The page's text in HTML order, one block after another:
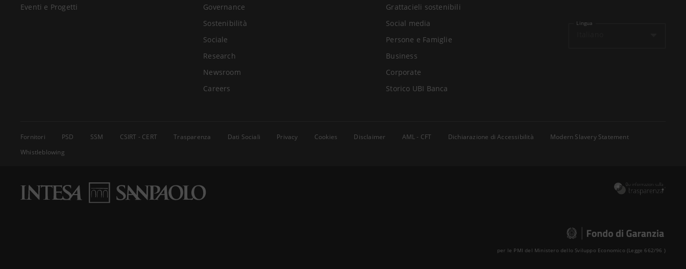
Eventi e Progetti
Governance
Sostenibilità
Sociale
Research
Newsroom
Careers
Grattacieli sostenibili
Social media
Persone e Famiglie
Business
Corporate
Storico UBI Banca
Lingua
Fornitori PSD SSM CSIRT - CERT Trasparenza Dati Sociali Privacy Cookies Disclaimer AML - CFT Dichiarazione di Accessibilità
Modern Slavery Statement
Whistleblowing
per le PMI del Ministero dello Sviluppo Economico (Legge 662/96 )